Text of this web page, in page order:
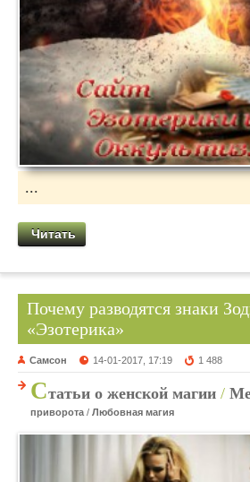
...
Читать
Почему разводятся знаки
«Эзотерика»
Самсон 14-01-2017, 17:19 1 488
Статьи о женской магии /
приворота / Любовная магия